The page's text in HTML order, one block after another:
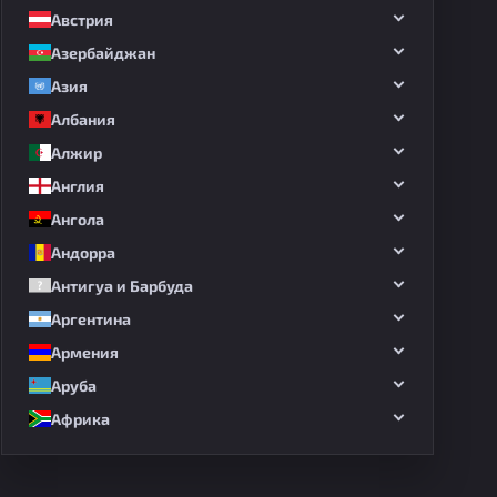
Австрия
Азербайджан
Азия
Албания
Алжир
Англия
Ангола
Андорра
Антигуа и Барбуда
Аргентина
Армения
Аруба
Африка